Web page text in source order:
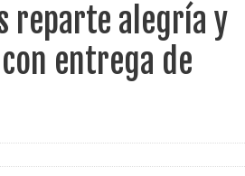
reparte alegría y
entrega de